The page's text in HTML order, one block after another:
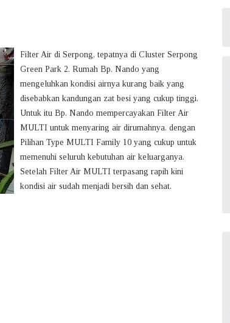
Filter Air di Serpong, tepatnya di Cluster Serpong
Green Park 2. Rumah Bp. Nando yang
mengeluhkan kondisi airnya kurang baik yang
disebabkan kandungan zat besi yang cukup tinggi.
Untuk itu Bp. Nando mempercayakan Filter Air
MULTI untuk menyaring air dirumahnya. dengan
Pilihan Type MULTI Family 10 yang cukup untuk
memenuhi seluruh kebutuhan air keluarganya.
Setelah Filter Air MULTI terpasang rapih kini
kondisi air sudah menjadi bersih dan sehat.